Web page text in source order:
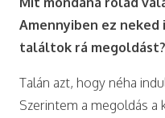
Amennyiben ez neked
találtok rá megoldást?
Talán azt, hogy néha
Szerintem a megoldás a